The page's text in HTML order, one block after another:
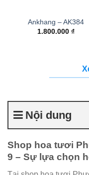
Ankhang – AK384
1.800.000 ₫
Nội dung
Shop hoa tươi
9 – Sự lựa chọn